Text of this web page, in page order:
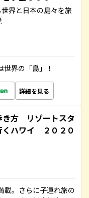
界と日本の島々を旅
世界の「島」！
詳細を見る
方 リゾートスタ
ハワイ ２０２０
載。さらに子連れ旅の